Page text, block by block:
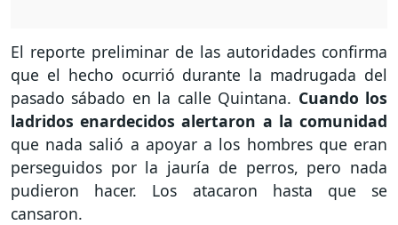
El reporte preliminar de las autoridades confirma
que el hecho ocurrió durante la madrugada del
pasado sábado en la calle Quintana. Cuando los
ladridos enardecidos alertaron a la comunidad
que nada salió a apoyar a los hombres que eran
perseguidos por la jauría de perros, pero nada
pudieron hacer. Los atacaron hasta que se
cansaron.